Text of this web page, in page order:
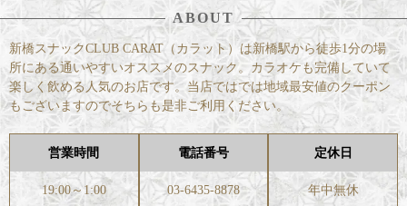
ABOUT
新橋スナックCLUB CARAT（カラット）は新橋駅から徒歩1分の場
所にある通いやすいオススメのスナック。カラオケも完備していて
楽しく飲める人気のお店です。当店ではでは地域最安値のクーポン
もございますのでそちらも是非ご利用ください。
営業時間
19:00～1:00
電話番号
03-6435-8878
定休日
年中無休